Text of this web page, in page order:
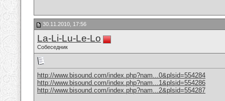
30.11.2010, 17:56
La-Li-Lu-Le-Lo
Собеседник
http://www.bisound.com/index.php?nam...0&plsid=554284
http://www.bisound.com/index.php?nam...1&plsid=554286
http://www.bisound.com/index.php?nam...2&plsid=554287